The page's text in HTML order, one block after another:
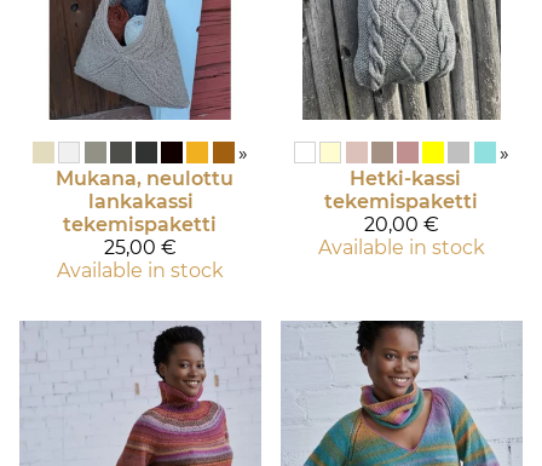
»
Mukana, neulottu
lankakassi
tekemispaketti
25,00 €
Available in stock
»
Hetki-kassi
tekemispaketti
20,00 €
Available in stock